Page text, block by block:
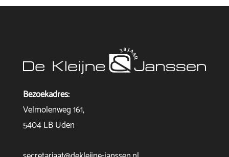
Bezoekadres:
Velmolenweg 161,
5404 LB Uden